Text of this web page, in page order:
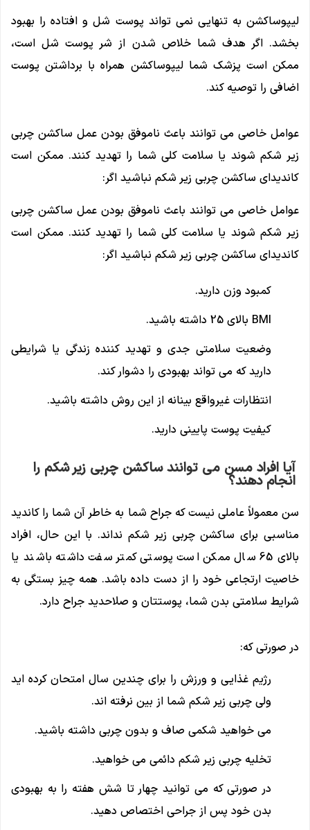
لیپوساکشن به تنهایی نمی تواند پوست شل و افتاده را بهبود
بخشد. اگر هدف شما خلاص شدن از شر پوست شل است،
ممکن است پزشک شما لیپوساکشن همراه با برداشتن پوست
اضافی را توصیه کند.
عوامل خاصی می توانند باعث ناموفق بودن عمل ساکشن چربی
زیر شکم شوند یا سلامت کلی شما را تهدید کنند. ممکن است
کاندیدای ساکشن چربی زیر شکم نباشید اگر:
عوامل خاصی می توانند باعث ناموفق بودن عمل ساکشن چربی
زیر شکم شوند یا سلامت کلی شما را تهدید کنند. ممکن است
کاندیدای ساکشن چربی زیر شکم نباشید اگر:
کمبود وزن دارید.
BMI بالای 25 داشته باشید.
وضعیت سلامتی جدی و تهدید کننده زندگی یا شرایطی
دارید که می تواند بهبودی را دشوار کند.
انتظارات غیرواقع بینانه از این روش داشته باشید.
کیفیت پوست پایینی دارید.
آیا افراد مسن می توانند ساکشن چربی زیر شکم را
انجام دهند؟
سن معمولاً عاملی نیست که جراح شما به خاطر آن شما را کاندید
مناسبی برای ساکشن چربی زیر شکم نداند. با این حال، افراد
بالای 65 سال ممکن است پوستی کمتر سفت داشته باشند یا
خاصیت ارتجاعی خود را از دست داده باشد. همه چیز بستگی به
شرایط سلامتی بدن شما، پوستتان و صلاحدید جراح دارد.
در صورتی که:
رژیم غذایی و ورزش را برای چندین سال امتحان کرده اید
ولی چربی زیر شکم شما از بین نرفته اند.
می خواهید شکمی صاف و بدون چربی داشته باشید.
تخلیه چربی زیر شکم دائمی می خواهید.
در صورتی که می توانید چهار تا شش هفته را به بهبودی
بدن خود پس از جراحی اختصاص دهید.